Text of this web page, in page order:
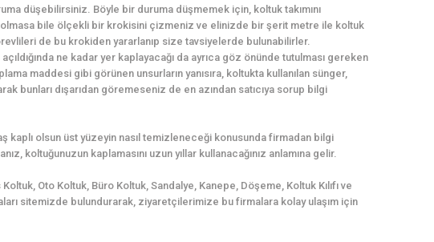
düşebilirsiniz. Böyle bir duruma düşmemek için, koltuk takımını
bile ölçekli bir krokisini çizmeniz ve elinizde bir şerit metre ile koltuk
de bu krokiden yararlanıp size tavsiyelerde bulunabilirler.
ne kadar yer kaplayacağı da ayrıca göz önünde tutulması gereken
maddesi gibi görünen unsurların yanısıra, koltukta kullanılan sünger,
bunları dışarıdan göremeseniz de en azından satıcıya sorup bilgi
kaplı olsun üst yüzeyin nasıl temizleneceği konusunda firmadan bilgi
koltuğunuzun kaplamasını uzun yıllar kullanacağınız anlamına gelir.
Oto Koltuk, Büro Koltuk, Sandalye, Kanepe, Döşeme, Koltuk Kılıfı ve
sitemizde bulundurarak, ziyaretçilerimize bu firmalara kolay ulaşım için